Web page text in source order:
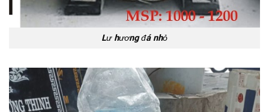
Lư hương đá nhỏ